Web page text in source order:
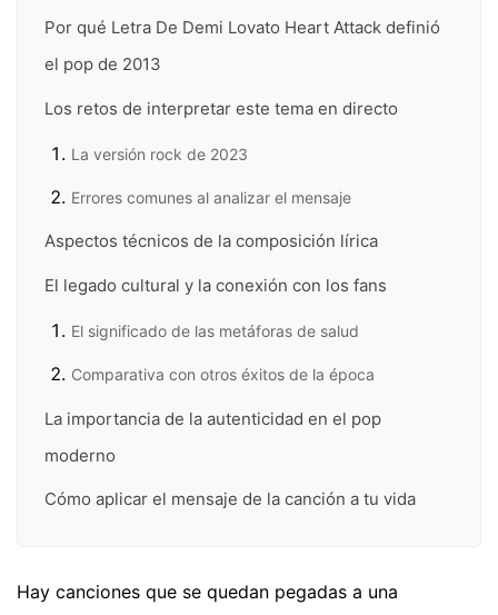
Por qué Letra De Demi Lovato Heart Attack definió
el pop de 2013
Los retos de interpretar este tema en directo
La versión rock de 2023
Errores comunes al analizar el mensaje
Aspectos técnicos de la composición lírica
El legado cultural y la conexión con los fans
El significado de las metáforas de salud
Comparativa con otros éxitos de la época
La importancia de la autenticidad en el pop
moderno
Cómo aplicar el mensaje de la canción a tu vida
Hay canciones que se quedan pegadas a una